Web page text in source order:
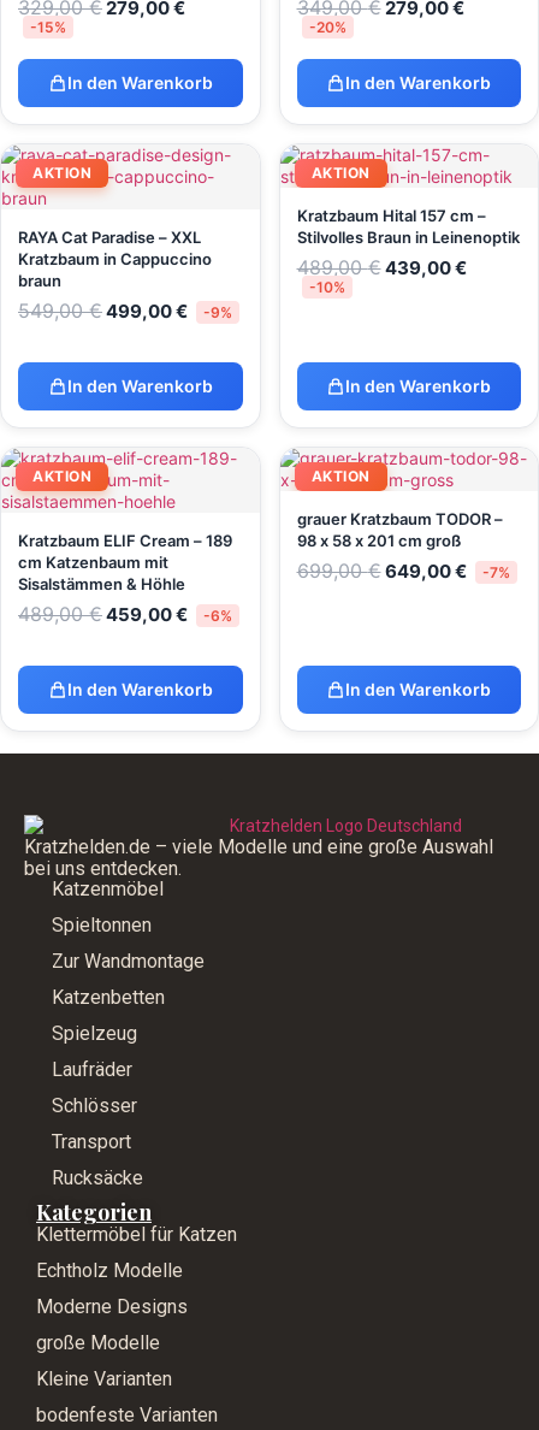
329,00€279,00€
-15%
In den Warenkorb
349,00€279,00€
-20%
In den Warenkorb
AKTION
RAYA Cat Paradise – XXL
Kratzbaum in Cappuccino
braun
549,00€499,00€ -9%
In den Warenkorb
AKTION
Kratzbaum Hital 157 cm –
Stilvolles Braun in Leinenoptik
489,00€439,00€
-10%
In den Warenkorb
AKTION
Kratzbaum ELIF Cream – 189
cm Katzenbaum mit
Sisalstämmen & Höhle
489,00€459,00€ -6%
In den Warenkorb
AKTION
grauer Kratzbaum TODOR –
98 x 58 x 201 cm groß
699,00€649,00€ -7%
In den Warenkorb
Kratzhelden.de – viele Modelle und eine große Auswahl
bei uns entdecken.
Katzenmöbel
Spieltonnen
Zur Wandmontage
Katzenbetten
Spielzeug
Laufräder
Schlösser
Transport
Rucksäcke
Kategorien
Klettermöbel für Katzen
Echtholz Modelle
Moderne Designs
große Modelle
Kleine Varianten
bodenfeste Varianten